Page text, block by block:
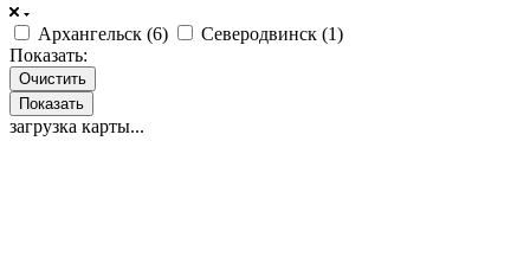
Архангельск (6) Северодвинск (1)
Показать:
Очистить
загрузка карты...